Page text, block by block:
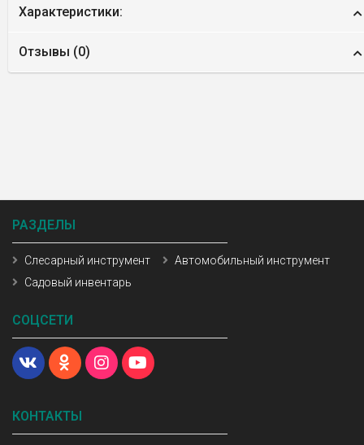
Характеристики:
Отзывы (0)
КОНТАКТЫ
РАЗДЕЛЫ
Слесарный инструмент
Автомобильный инструмент
Садовый инвентарь
СОЦСЕТИ